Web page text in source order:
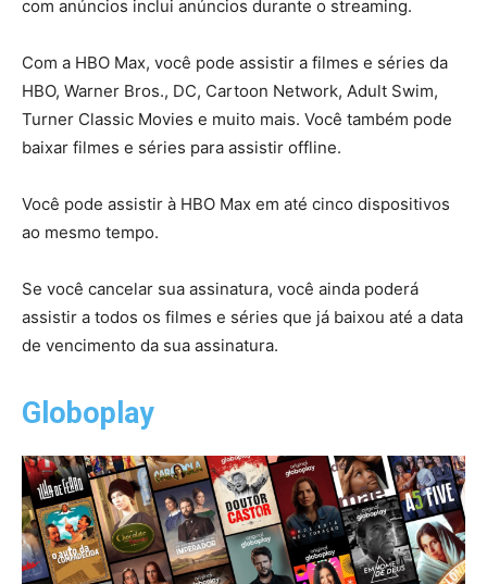
com anúncios inclui anúncios durante o streaming.
Com a HBO Max, você pode assistir a filmes e séries da
HBO, Warner Bros., DC, Cartoon Network, Adult Swim,
Turner Classic Movies e muito mais. Você também pode
baixar filmes e séries para assistir offline.
Você pode assistir à HBO Max em até cinco dispositivos
ao mesmo tempo.
Se você cancelar sua assinatura, você ainda poderá
assistir a todos os filmes e séries que já baixou até a data
de vencimento da sua assinatura.
Globoplay